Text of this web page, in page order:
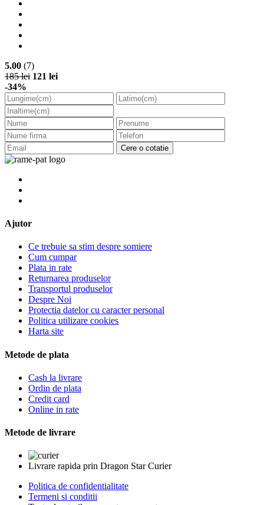
5.00 (7)
185 lei 121 lei
-34%
Cere o cotatie
Ajutor
Ce trebuie sa stim despre somiere
Cum cumpar
Plata in rate
Returnarea produselor
Transportul produselor
Despre Noi
Protectia datelor cu caracter personal
Politica utilizare cookies
Harta site
Metode de plata
Cash la livrare
Ordin de plata
Credit card
Online in rate
Metode de livrare
Livrare rapida prin Dragon Star Curier
Politica de confidentialitate
Termeni si conditii